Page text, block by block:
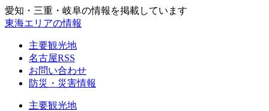
愛知・三重・岐阜の情報を掲載しています
東海エリアの情報
主要観光地
名古屋RSS
お問い合わせ
防災・災害情報
主要観光地